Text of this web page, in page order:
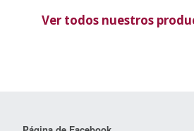
Ver todos nuestros